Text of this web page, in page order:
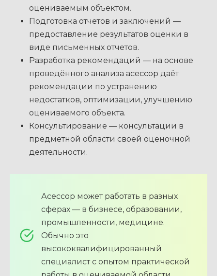
оцениваемым объектом.
Подготовка отчетов и заключений —
предоставление результатов оценки в
виде письменных отчетов.
Разработка рекомендаций — на основе
проведённого анализа асессор даёт
рекомендации по устранению
недостатков, оптимизации, улучшению
оцениваемого объекта.
Консультирование — консультации в
предметной области своей оценочной
деятельности.
Асессор может работать в разных
сферах — в бизнесе, образовании,
промышленности, медицине.
Обычно это
высококвалифицированный
специалист с опытом практической